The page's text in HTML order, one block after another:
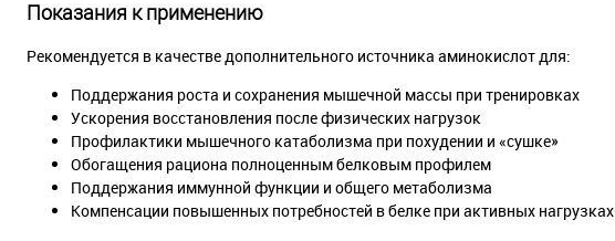
Показания к применению
Рекомендуется в качестве дополнительного источника аминокислот для:
Поддержания роста и сохранения мышечной массы при тренировках
Ускорения восстановления после физических нагрузок
Профилактики мышечного катаболизма при похудении и «сушке»
Обогащения рациона полноценным белковым профилем
Поддержания иммунной функции и общего метаболизма
Компенсации повышенных потребностей в белке при активных нагрузках